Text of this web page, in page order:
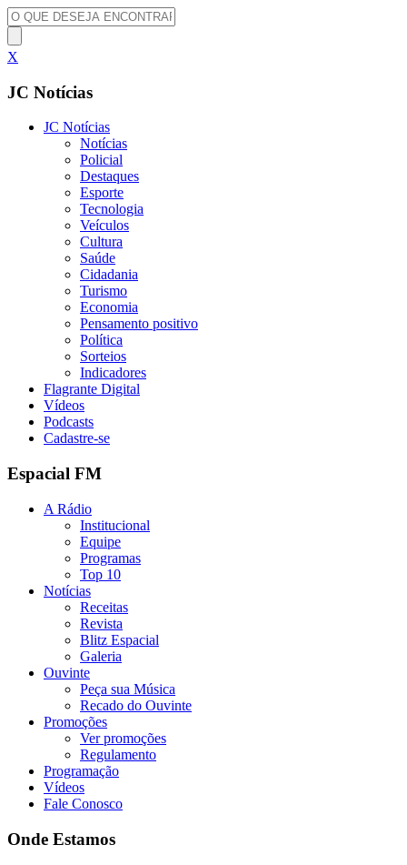
X
JC Notícias
JC Notícias
Notícias
Policial
Destaques
Esporte
Tecnologia
Veículos
Cultura
Saúde
Cidadania
Turismo
Economia
Pensamento positivo
Política
Sorteios
Indicadores
Flagrante Digital
Vídeos
Podcasts
Cadastre-se
Espacial FM
A Rádio
Institucional
Equipe
Programas
Top 10
Notícias
Receitas
Revista
Blitz Espacial
Galeria
Ouvinte
Peça sua Música
Recado do Ouvinte
Promoções
Ver promoções
Regulamento
Programação
Vídeos
Fale Conosco
Onde Estamos